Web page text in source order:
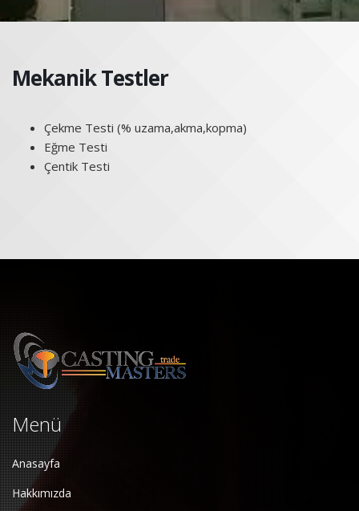
Mekanik Testler
Çekme Testi (% uzama,akma,kopma)
Eğme Testi
Çentik Testi
Menü
Anasayfa
Hakkımızda